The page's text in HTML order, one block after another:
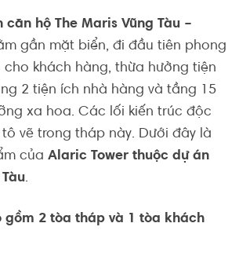
hộ The Maris Vũng Tàu –
gần mặt biển, đi đầu tiên phong
khách hàng, thừa hưởng tiện
2 tiện ích nhà hàng và tầng 15
xa hoa. Các lối kiến trúc độc
vẽ trong tháp này. Dưới đây là
của Alaric Tower thuộc dự án
.
gồm 2 tòa tháp và 1 tòa khách